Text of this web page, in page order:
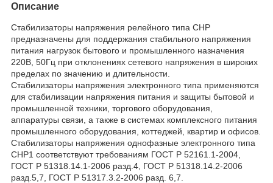
Описание
Стабилизаторы напряжения релейного типа СНР
предназначены для поддержания стабильного напряжения
питания нагрузок бытового и промышленного назначения
220В, 50Гц при отклонениях сетевого напряжения в широких
пределах по значению и длительности.
Стабилизаторы напряжения электронного типа применяются
для стабилизации напряжения питания и защиты бытовой и
промышленной техники, торгового оборудования,
аппаратуры связи, а также в системах комплексного питания
промышленного оборудования, коттеджей, квартир и офисов.
Стабилизаторы напряжения однофазные электронного типа
СНР1 соответствуют требованиям ГОСТ Р 52161.1-2004,
ГОСТ Р 51318.14.1-2006 разд.4, ГОСТ Р 51318.14.2-2006
разд.5,7, ГОСТ Р 51317.3.2-2006 разд. 6,7.